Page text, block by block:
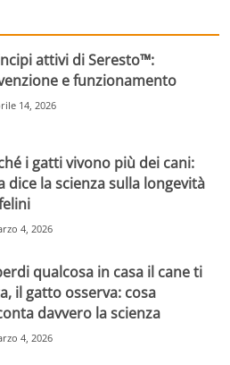
attivi di Seresto™:
e funzionamento
14, 2026
i gatti vivono più dei cani:
dice la scienza sulla longevità
4, 2026
qualcosa in casa il cane ti
il gatto osserva: cosa
davvero la scienza
4, 2026